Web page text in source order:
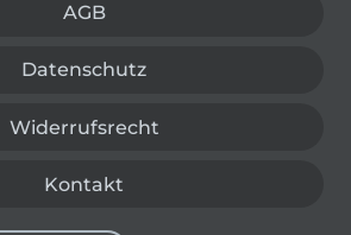
AGB
Datenschutz
Widerrufsrecht
Kontakt